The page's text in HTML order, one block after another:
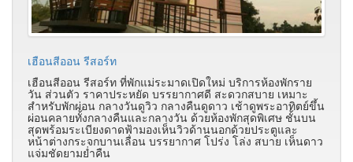
เฮือนสีออน รีสอร์ท
เฮือนสีออน รีสอร์ท ที่พักแม่ระมาดเปิดใหม่ บริการห้องพักราย
วัน ส่วนตัว ราคาประหยัด บรรยากาศดี สะดวกสบาย เหมาะ
สำหรับพักผ่อน กลางวันดูวิว กลางคืนดูดาว เช้าดูพระอาทิตย์ขึ้น
ผ่อนคลายทั้งกลางคืนและกลางวัน ด้วยห้องพักสุดพิเศษ ชั้นบน
สุดพร้อมระเบียงดาดฟ้ามองเห็นวิวด้านนอกด้วยประตูและ
หน้าต่างกระจกบานเลื่อน บรรยากาศ โปร่ง โล่ง สบาย เห็นดาว
แจ่มชัดยามย่ำคืน